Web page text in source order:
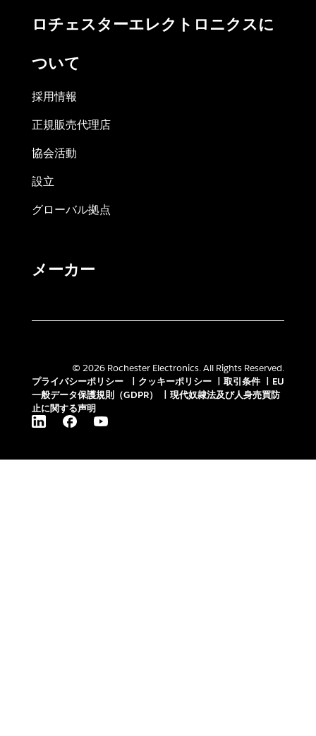
ロチェスターエレクトロニクスに
ついて
採用情報
正規販売代理店
協会活動
設立
グローバル拠点
メーカー
© 2026 Rochester Electronics. All Rights Reserved.
プライバシーポリシー
クッキーポリシー 取引条件
EU
一般データ保護規則（GDPR）
現代奴隷法及び人身売買防
止に関する声明